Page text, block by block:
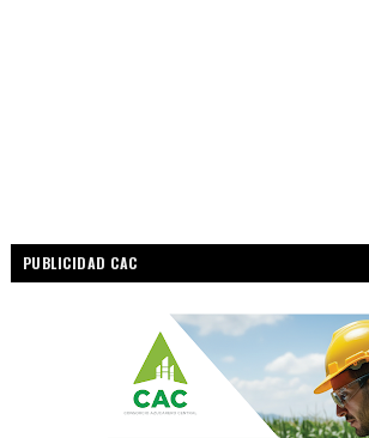
PUBLICIDAD CAC